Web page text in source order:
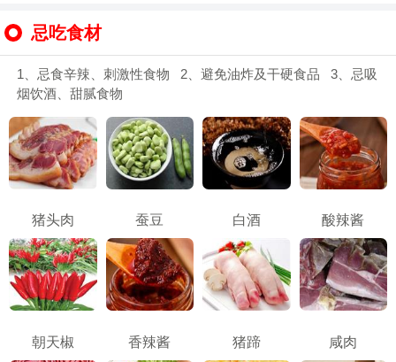
忌吃食材
1、忌食辛辣、刺激性食物 2、避免油炸及干硬食品 3、忌吸
烟饮酒、甜腻食物
猪头肉 蚕豆 白酒 酸辣酱
朝天椒 香辣酱 猪蹄 咸肉